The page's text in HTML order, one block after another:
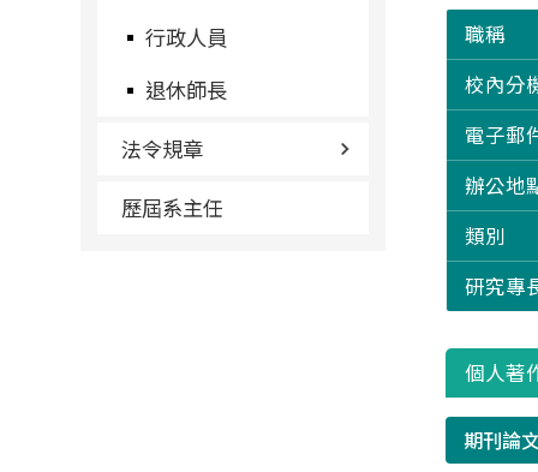
行政人員
退休師長
法令規章
歷屆系主任
職稱
校內分
電子郵
辦公地
類別
研究專
個人著
期刊論